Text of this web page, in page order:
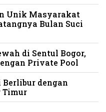
Unik Masyarakat
Bulan Suci
di Sentul Bogor,
Private Pool
Berlibur dengan
Timur